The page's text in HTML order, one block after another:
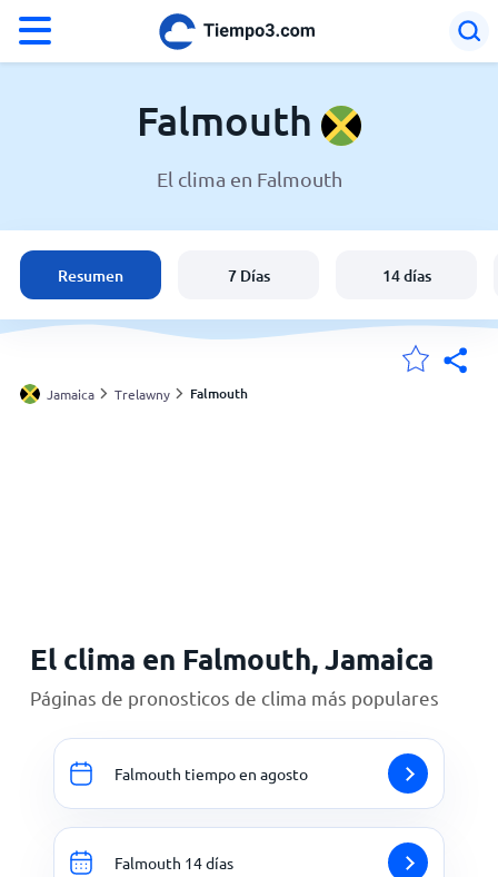
El clima en Falmouth
Jamaica
España
Argentina
Falmouth
El clima en Falmouth
Resumen 7 Días 14 días
Jamaica Trelawny Falmouth
El clima en Falmouth, Jamaica
Páginas de pronosticos de clima más populares
Falmouth tiempo en agosto
Falmouth 14 días